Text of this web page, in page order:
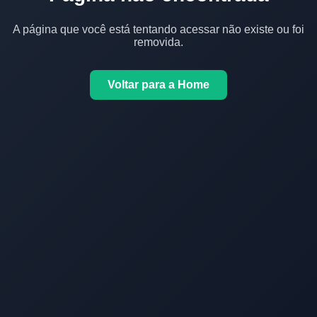
A página que você está tentando acessar não existe ou foi
removida.
Voltar para a Home